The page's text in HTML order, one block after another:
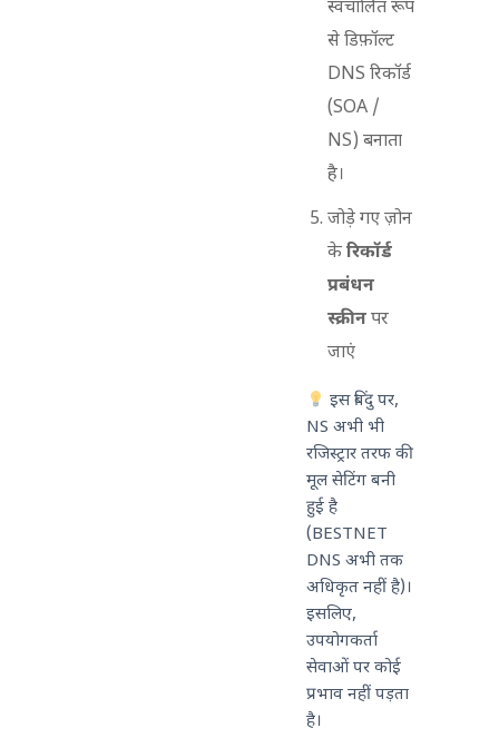
स्वचालित रूप
से डिफ़ॉल्ट
DNS रिकॉर्ड
(SOA /
NS) बनाता
है।
जोड़े गए ज़ोन
केरिकॉर्ड
प्रबंधन
स्क्रीनपर
जाएं
इस बिंदु पर,
NS अभी भी
रजिस्ट्रार तरफ की
मूल सेटिंग बनी
हुई है
(BESTNET
DNS अभी तक
अधिकृत नहीं है)।
इसलिए,
उपयोगकर्ता
सेवाओं पर कोई
प्रभाव नहीं पड़ता
है।